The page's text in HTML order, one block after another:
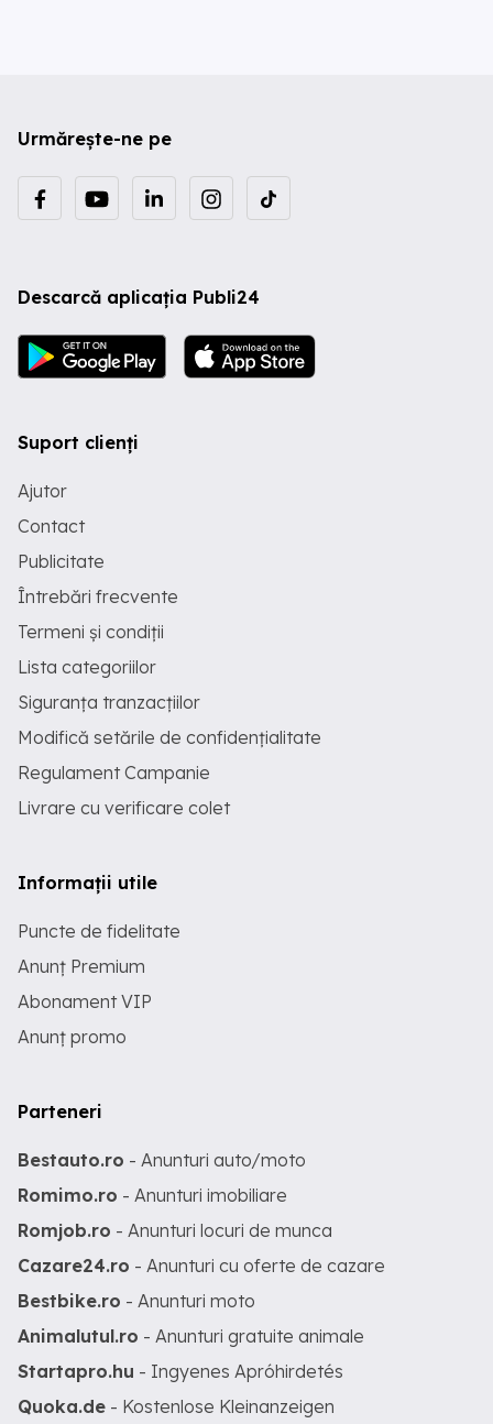
Urmărește-ne pe
Descarcă aplicația Publi24
Suport clienți
Ajutor
Contact
Publicitate
Întrebări frecvente
Termeni și condiții
Lista categoriilor
Siguranța tranzacțiilor
Modifică setările de confidențialitate
Regulament Campanie
Livrare cu verificare colet
Informații utile
Puncte de fidelitate
Anunț Premium
Abonament VIP
Anunț promo
Parteneri
Bestauto.ro - Anunturi auto/moto
Romimo.ro - Anunturi imobiliare
Romjob.ro - Anunturi locuri de munca
Cazare24.ro - Anunturi cu oferte de cazare
Bestbike.ro - Anunturi moto
Animalutul.ro - Anunturi gratuite animale
Startapro.hu - Ingyenes Apróhirdetés
Quoka.de - Kostenlose Kleinanzeigen